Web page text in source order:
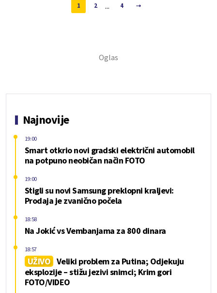
1 2 ... 4
Najnovije
Smart otkrio novi gradski električni automobil
na potpuno neobičan način FOTO
19:00
Stigli su novi Samsung preklopni kraljevi:
Prodaja je zvanično počela
19:00
Na Jokić vs Vembanjama za 800 dinara
18:58
UŽIVO Veliki problem za Putina; Odjekuju
eksplozije – stižu jezivi snimci; Krim gori
FOTO/VIDEO
18:57